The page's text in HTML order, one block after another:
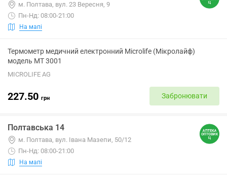
м. Полтава, вул. 23 Вересня, 9
Пн-Нд: 08:00-21:00
На мапі
Термометр медичний електронний Microlife (Мікролайф)
модель МТ 3001
MICROLIFE AG
227.50 грн Забронювати
Полтавська 14
м. Полтава, вул. Івана Мазепи, 50/12
Пн-Нд: 08:00-21:00
На мапі